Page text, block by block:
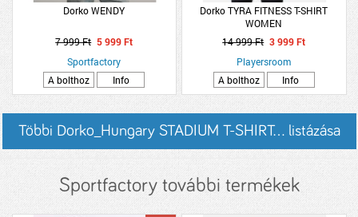
Dorko WENDY
7 999 Ft 5 999 Ft
Sportfactory
A bolthoz
Info
Dorko TYRA FITNESS T-SHIRT
WOMEN
14 999 Ft 3 999 Ft
Playersroom
A bolthoz
Info
Többi Dorko_Hungary STADIUM T-SHIRT... listázása
Sportfactory további termékek